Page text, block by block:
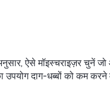
ऐसे मॉइस्चराइज़र चुनें
उपयोग दाग-धब्बों को कम